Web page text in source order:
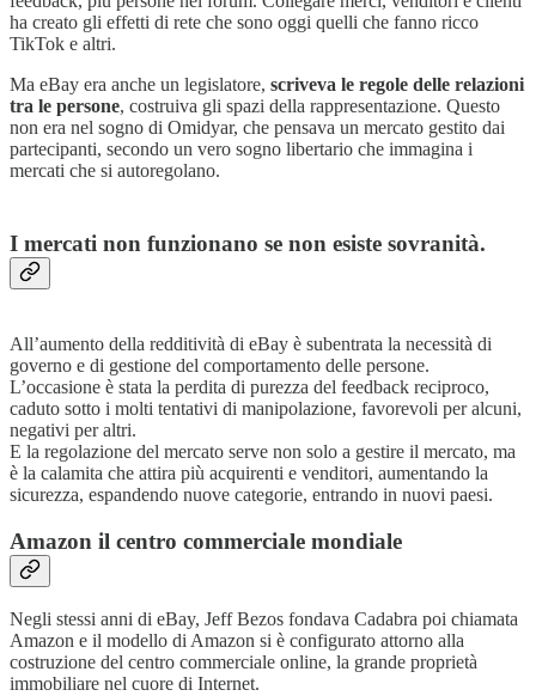
ha creato gli effetti di rete che sono oggi quelli che fanno ricco
TikTok e altri.
Ma eBay era anche un legislatore, scriveva le regole delle relazioni
tra le persone, costruiva gli spazi della rappresentazione. Questo
non era nel sogno di Omidyar, che pensava un mercato gestito dai
partecipanti, secondo un vero sogno libertario che immagina i
mercati che si autoregolano.
I mercati non funzionano se non esiste sovranità.
All’aumento della redditività di eBay è subentrata la necessità di
governo e di gestione del comportamento delle persone.
L’occasione è stata la perdita di purezza del feedback reciproco,
caduto sotto i molti tentativi di manipolazione, favorevoli per alcuni,
negativi per altri.
E la regolazione del mercato serve non solo a gestire il mercato, ma
è la calamita che attira più acquirenti e venditori, aumentando la
sicurezza, espandendo nuove categorie, entrando in nuovi paesi.
Amazon il centro commerciale mondiale
Negli stessi anni di eBay, Jeff Bezos fondava Cadabra poi chiamata
Amazon e il modello di Amazon si è configurato attorno alla
costruzione del centro commerciale online, la grande proprietà
immobiliare nel cuore di Internet.